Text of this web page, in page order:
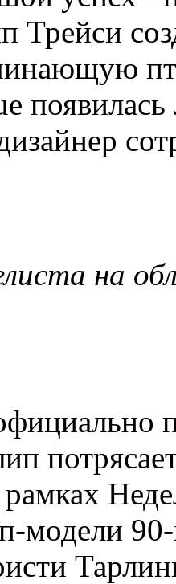
Трейси
на
рамках
модели